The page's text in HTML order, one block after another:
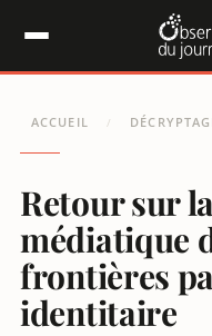
ACCUEIL /
Retour sur
médiatique
frontières
identitaire
Panneau de gestion des